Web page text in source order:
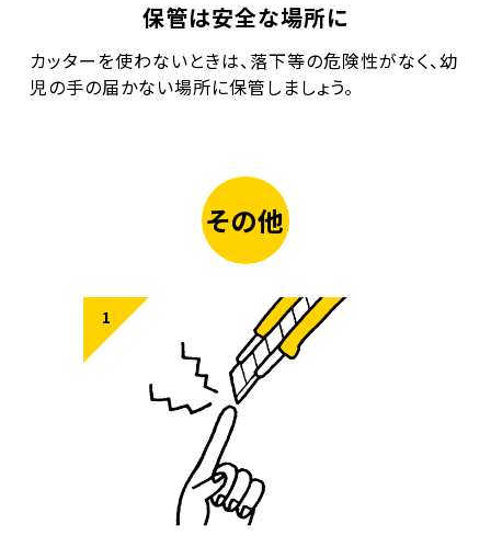
保管は安全な場所に
カッターを使わないときは、落下等の危険性がなく、幼
児の手の届かない場所に保管しましょう。
その他